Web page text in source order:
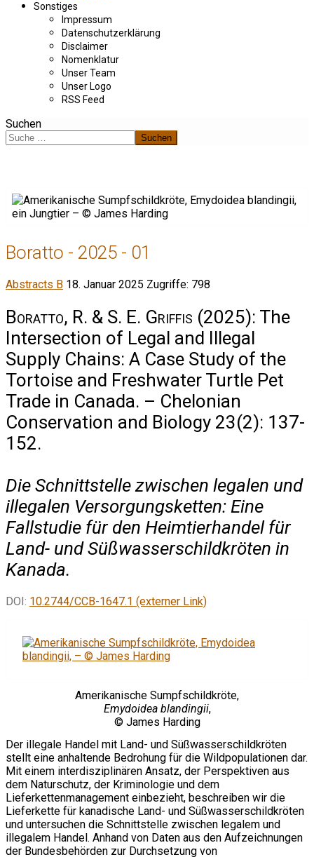
Sonstiges
Impressum
Datenschutzerklärung
Disclaimer
Nomenklatur
Unser Team
Unser Logo
RSS Feed
Suchen
Suchen
Boratto - 2025 - 01
Abstracts B 18. Januar 2025 Zugriffe: 798
Boratto, R. & S. E. Griffis (2025): The
Intersection of Legal and Illegal
Supply Chains: A Case Study of the
Tortoise and Freshwater Turtle Pet
Trade in Canada. – Chelonian
Conservation and Biology 23(2): 137-
152.
Die Schnittstelle zwischen legalen und
illegalen Versorgungsketten: Eine
Fallstudie für den Heimtierhandel für
Land- und Süßwasserschildkröten in
Kanada.
DOI: 10.2744/CCB-1647.1 (externer Link)
Amerikanische Sumpfschildkröte,
Emydoidea blandingii,
© James Harding
Der illegale Handel mit Land- und Süßwasserschildkröten
stellt eine anhaltende Bedrohung für die Wildpopulationen dar.
Mit einem interdisziplinären Ansatz, der Perspektiven aus
dem Naturschutz, der Kriminologie und dem
Lieferkettenmanagement einbezieht, beschreiben wir die
Lieferkette für kanadische Land- und Süßwasserschildkröten
und untersuchen die Schnittstelle zwischen legalem und
illegalem Handel. Anhand von Daten aus den Aufzeichnungen
der Bundesbehörden zur Durchsetzung von